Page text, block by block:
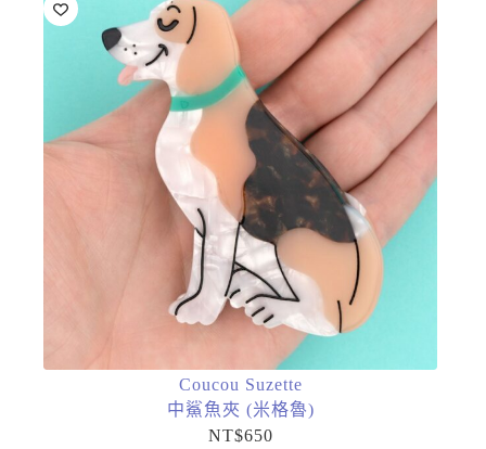
Coucou Suzette
中鯊魚夾 (米格魯)
NT$650